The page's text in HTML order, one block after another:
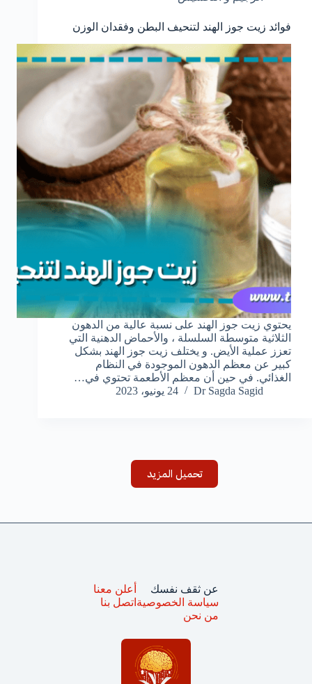
فوائد زيت جوز الهند لتنحيف البطن وفقدان الوزن
يحتوي زيت جوز الهند على نسبة عالية من الدهون
الثلاثية متوسطة السلسلة ، والأحماض الدهنية التي
تعزز عملية الأيض. و يختلف زيت جوز الهند بشكل
كبير عن معظم الدهون الموجودة في النظام
الغذائي. في حين أن معظم الأطعمة تحتوي في…
Dr Sagda Sagid
24 يونيو، 2023
تحميل المزيد
عن ثقف نفسك
سياسة الخصوصية
من نحن
أعلن معنا
اتصل بنا